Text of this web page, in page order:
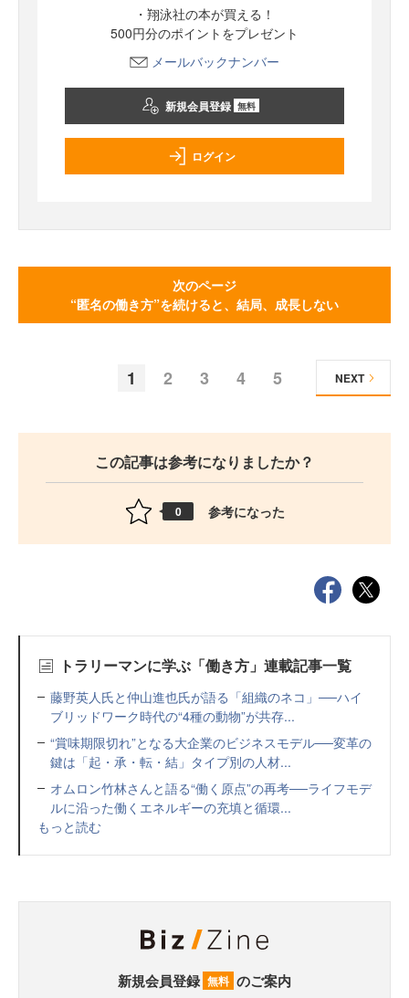
・翔泳社の本が買える！
500円分のポイントをプレゼント
メールバックナンバー
新規会員登録 無料
ログイン
次のページ
“匿名の働き方”を続けると、結局、成長しない
1 2 3 4 5 NEXT
この記事は参考になりましたか？
0 参考になった
トラリーマンに学ぶ「働き方」連載記事一覧
藤野英人氏と仲山進也氏が語る「組織のネコ」──ハイ
ブリッドワーク時代の“4種の動物”が共存...
“賞味期限切れ”となる大企業のビジネスモデル──変革の
鍵は「起・承・転・結」タイプ別の人材...
オムロン竹林さんと語る“働く原点”の再考──ライフモデ
ルに沿った働くエネルギーの充填と循環...
もっと読む
新規会員登録 無料 のご案内